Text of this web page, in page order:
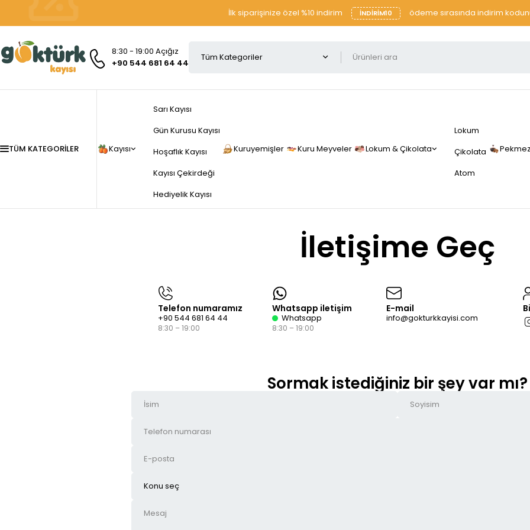
İlk siparişinize özel %10 indirim INDIRIM10 ödeme sırasında indirim
8:30 - 19:00 Açığız
+90 544 681 64 44
TÜM KATEGORILER Kayısı
Sarı Kayısı
Gün Kurusu Kayısı
Hoşaflık Kayısı
Kayısı Çekirdeği
Hediyelik Kayısı
Kuruyemişler Kuru Meyveler Lokum & Çikolata
Lokum
Çikolata
Atom
İletişime Geç
Telefon numaramız
+90 544 681 64 44
8:30 – 19:00
Whatsapp iletişim
Whatsapp
8:30 – 19:00
E-mail
info@gokturkkayisi.com
Sormak istediğiniz bir şey var mı?